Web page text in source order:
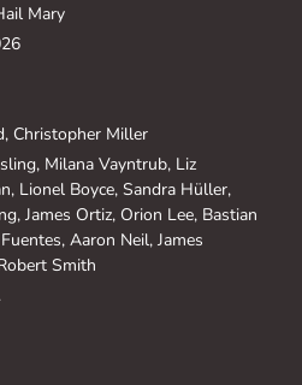
Mary
Christopher Miller
Milana Vayntrub, Liz
Lionel Boyce, Sandra Hüller,
James Ortiz, Orion Lee, Bastian
Aaron Neil, James
Smith